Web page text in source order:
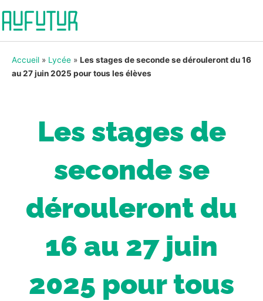
Accueil » Lycée » Les stages de seconde se dérouleront du 16
au 27 juin 2025 pour tous les élèves
Les stages de
seconde se
dérouleront du
16 au 27 juin
2025 pour tous